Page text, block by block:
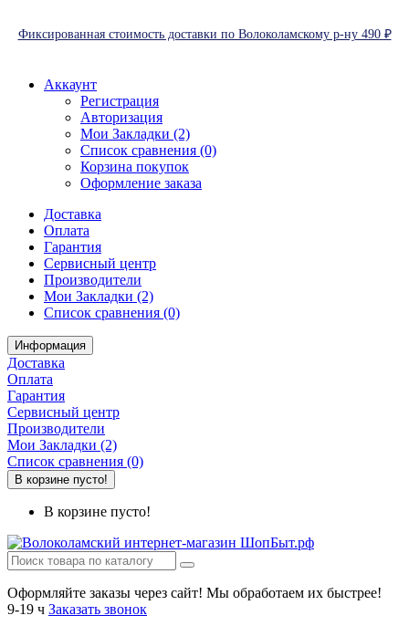
Фиксированная стоимость доставки по Волоколамскому р-ну 490 ₽
Аккаунт
Регистрация
Авторизация
Мои Закладки (2)
Список сравнения (0)
Корзина покупок
Оформление заказа
Доставка
Оплата
Гарантия
Сервисный центр
Производители
Мои Закладки (2)
Список сравнения (0)
Информация
Доставка
Оплата
Гарантия
Сервисный центр
Производители
Мои Закладки (2)
Список сравнения (0)
В корзине пусто!
В корзине пусто!
Оформляйте заказы через сайт! Мы обработаем их быстрее!
9-19 ч Заказать звонок